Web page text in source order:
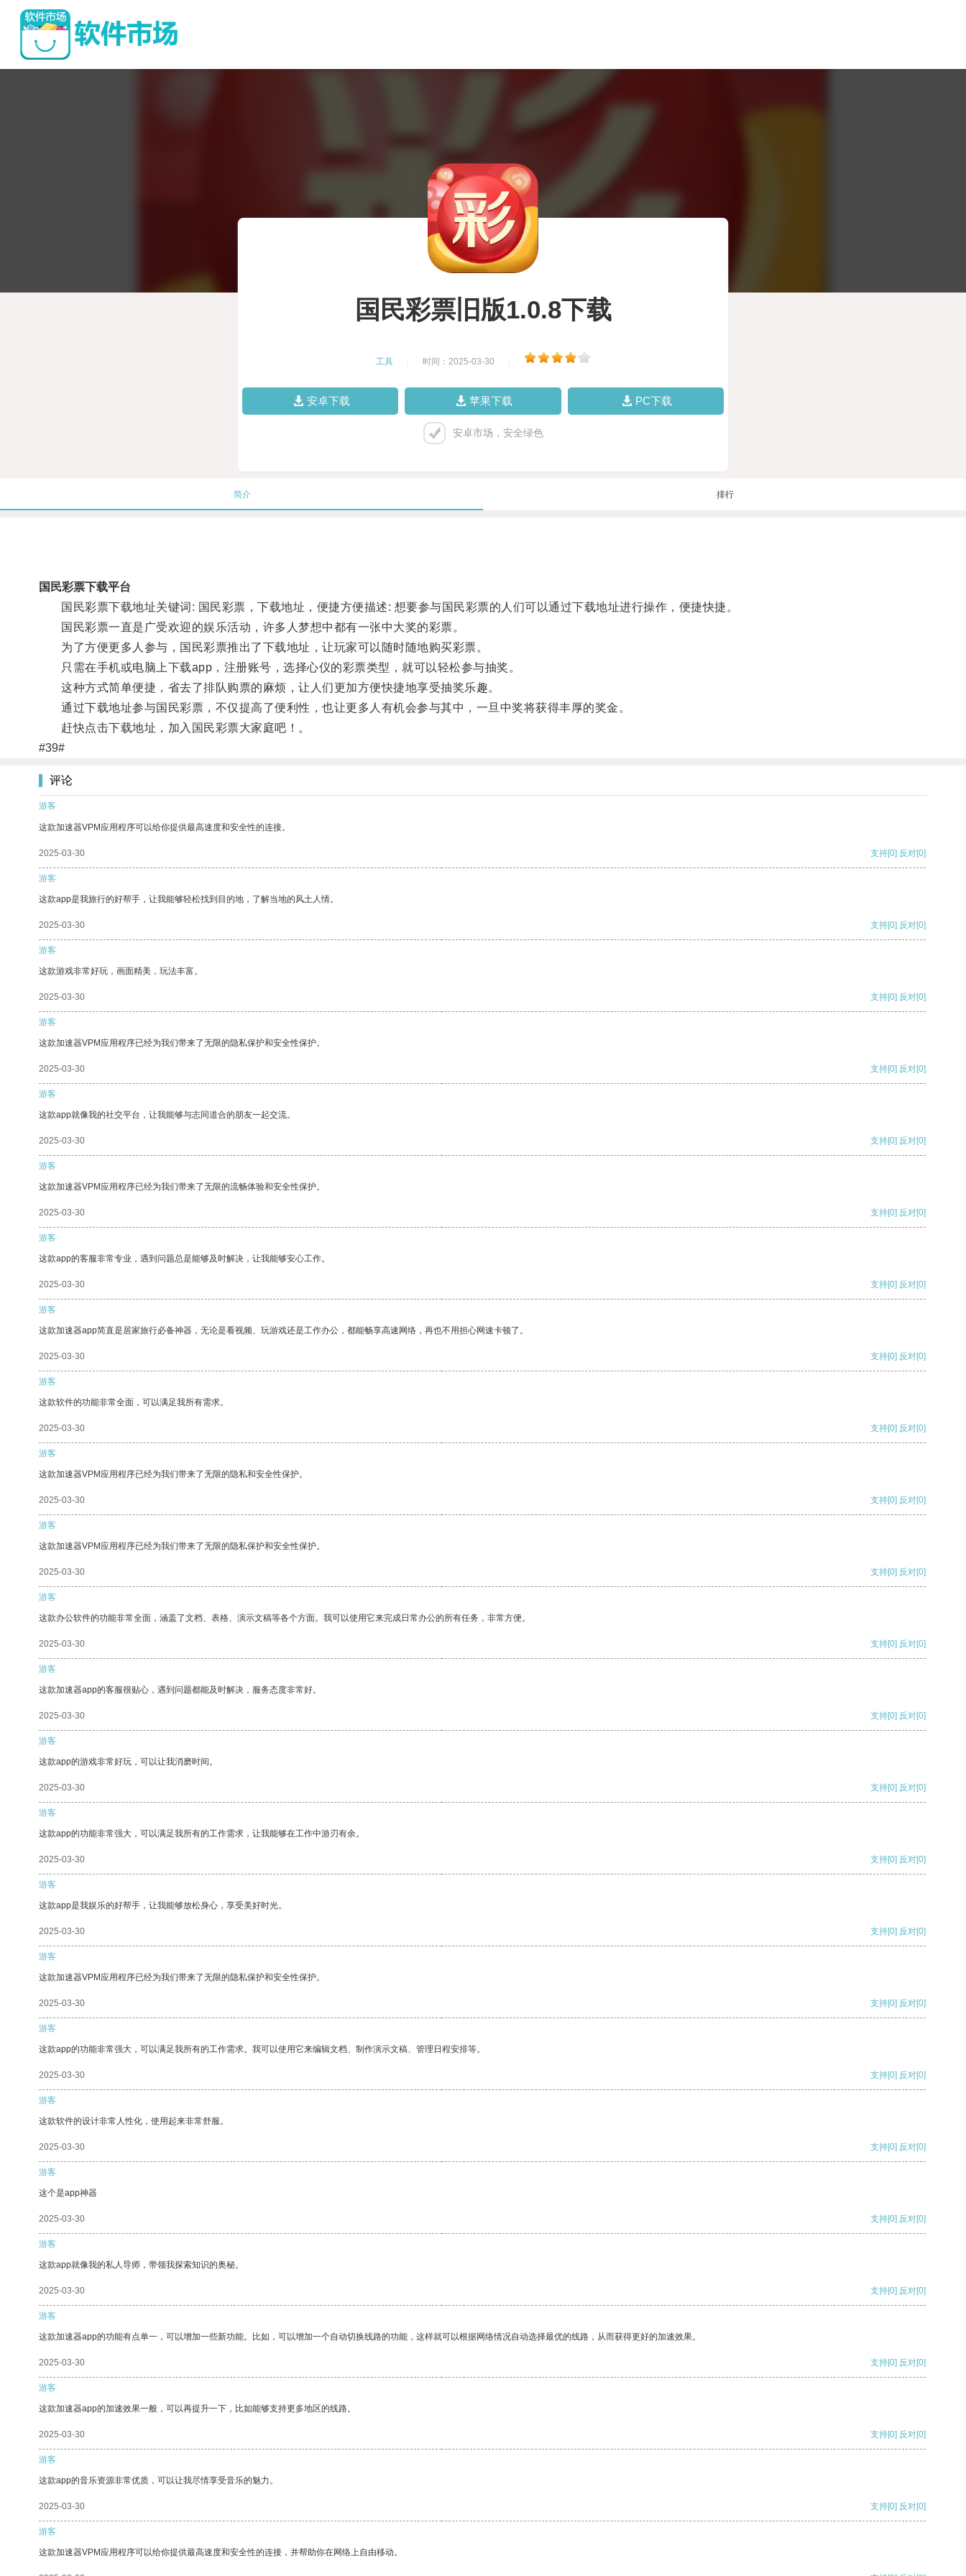
国民彩票旧版1.0.8下载
工具 时间：2025-03-30
安卓下载 苹果下载 PC下载
安卓市场，安全绿色
简介 排行
国民彩票下载平台
国民彩票下载地址关键词: 国民彩票，下载地址，便捷方便描述: 想要参与国民彩票的人们可以通过下载地址进行操作，便捷快捷。
国民彩票一直是广受欢迎的娱乐活动，许多人梦想中都有一张中大奖的彩票。
为了方便更多人参与，国民彩票推出了下载地址，让玩家可以随时随地购买彩票。
只需在手机或电脑上下载app，注册账号，选择心仪的彩票类型，就可以轻松参与抽奖。
这种方式简单便捷，省去了排队购票的麻烦，让人们更加方便快捷地享受抽奖乐趣。
通过下载地址参与国民彩票，不仅提高了便利性，也让更多人有机会参与其中，一旦中奖将获得丰厚的奖金。
赶快点击下载地址，加入国民彩票大家庭吧！。
#39#
评论
游客
这款加速器VPM应用程序可以给你提供最高速度和安全性的连接。
2025-03-30 支持[0] 反对[0]
游客
这款app是我旅行的好帮手，让我能够轻松找到目的地，了解当地的风土人情。
2025-03-30 支持[0] 反对[0]
游客
这款游戏非常好玩，画面精美，玩法丰富。
2025-03-30 支持[0] 反对[0]
游客
这款加速器VPM应用程序已经为我们带来了无限的隐私保护和安全性保护。
2025-03-30 支持[0] 反对[0]
游客
这款app就像我的社交平台，让我能够与志同道合的朋友一起交流。
2025-03-30 支持[0] 反对[0]
游客
这款加速器VPM应用程序已经为我们带来了无限的流畅体验和安全性保护。
2025-03-30 支持[0] 反对[0]
游客
这款app的客服非常专业，遇到问题总是能够及时解决，让我能够安心工作。
2025-03-30 支持[0] 反对[0]
游客
这款加速器app简直是居家旅行必备神器，无论是看视频、玩游戏还是工作办公，都能畅享高速网络，再也不用担心网速卡顿了。
2025-03-30 支持[0] 反对[0]
游客
这款软件的功能非常全面，可以满足我所有需求。
2025-03-30 支持[0] 反对[0]
游客
这款加速器VPM应用程序已经为我们带来了无限的隐私和安全性保护。
2025-03-30 支持[0] 反对[0]
游客
这款加速器VPM应用程序已经为我们带来了无限的隐私保护和安全性保护。
2025-03-30 支持[0] 反对[0]
游客
这款办公软件的功能非常全面，涵盖了文档、表格、演示文稿等各个方面。我可以使用它来完成日常办公的所有任务，非常方便。
2025-03-30 支持[0] 反对[0]
游客
这款加速器app的客服很贴心，遇到问题都能及时解决，服务态度非常好。
2025-03-30 支持[0] 反对[0]
游客
这款app的游戏非常好玩，可以让我消磨时间。
2025-03-30 支持[0] 反对[0]
游客
这款app的功能非常强大，可以满足我所有的工作需求，让我能够在工作中游刃有余。
2025-03-30 支持[0] 反对[0]
游客
这款app是我娱乐的好帮手，让我能够放松身心，享受美好时光。
2025-03-30 支持[0] 反对[0]
游客
这款加速器VPM应用程序已经为我们带来了无限的隐私保护和安全性保护。
2025-03-30 支持[0] 反对[0]
游客
这款app的功能非常强大，可以满足我所有的工作需求。我可以使用它来编辑文档、制作演示文稿、管理日程安排等。
2025-03-30 支持[0] 反对[0]
游客
这款软件的设计非常人性化，使用起来非常舒服。
2025-03-30 支持[0] 反对[0]
游客
这个是app神器
2025-03-30 支持[0] 反对[0]
游客
这款app就像我的私人导师，带领我探索知识的奥秘。
2025-03-30 支持[0] 反对[0]
游客
这款加速器app的功能有点单一，可以增加一些新功能。比如，可以增加一个自动切换线路的功能，这样就可以根据网络情况自动选择最优的线路，从而获得更好的加速效果。
2025-03-30 支持[0] 反对[0]
游客
这款加速器app的加速效果一般，可以再提升一下，比如能够支持更多地区的线路。
2025-03-30 支持[0] 反对[0]
游客
这款app的音乐资源非常优质，可以让我尽情享受音乐的魅力。
2025-03-30 支持[0] 反对[0]
游客
这款加速器VPM应用程序可以给你提供最高速度和安全性的连接，并帮助你在网络上自由移动。